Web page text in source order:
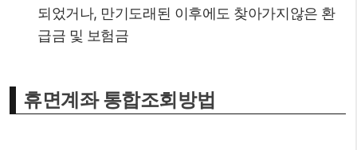
되었거나, 만기도래된 이후에도 찾아가지않은 환
급금 및 보험금
휴면계좌 통합조회방법